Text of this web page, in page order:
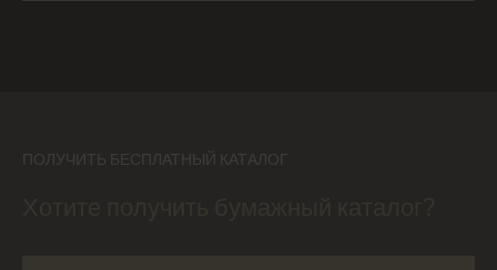
ПОЛУЧИТЬ БЕСПЛАТНЫЙ КАТАЛОГ